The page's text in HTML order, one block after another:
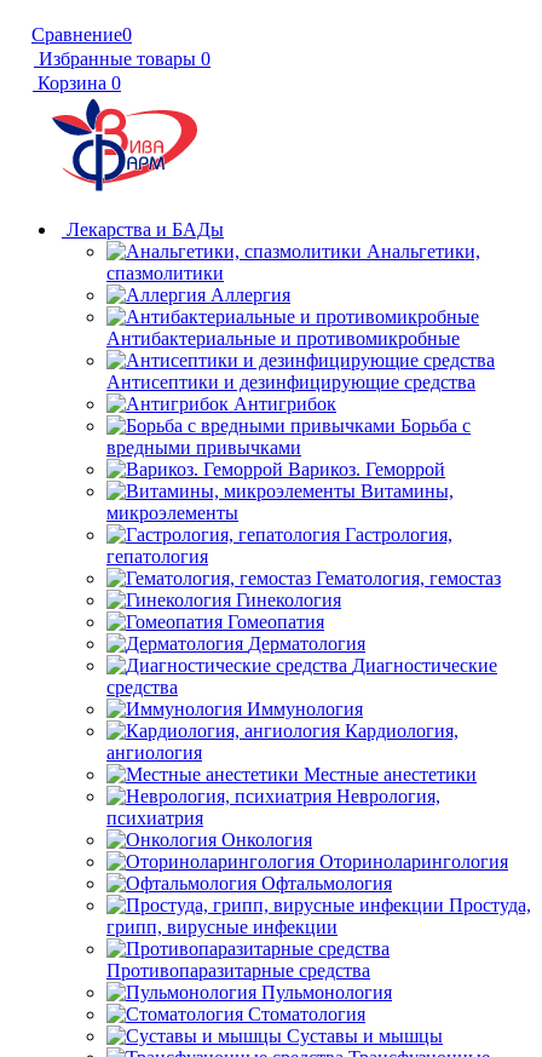
Сравнение0
Избранные товары 0
Корзина 0
Лекарства и БАДы
Анальгетики,
спазмолитики
Аллергия
Антибактериальные и противомикробные
Антисептики и дезинфицирующие средства
Антигрибок
Борьба с
вредными привычками
Варикоз. Геморрой
Витамины,
микроэлементы
Гастрология,
гепатология
Гематология, гемостаз
Гинекология
Гомеопатия
Дерматология
Диагностические
средства
Иммунология
Кардиология,
ангиология
Местные анестетики
Неврология,
психиатрия
Онкология
Оториноларингология
Офтальмология
Простуда,
грипп, вирусные инфекции
Противопаразитарные средства
Пульмонология
Стоматология
Суставы и мышцы